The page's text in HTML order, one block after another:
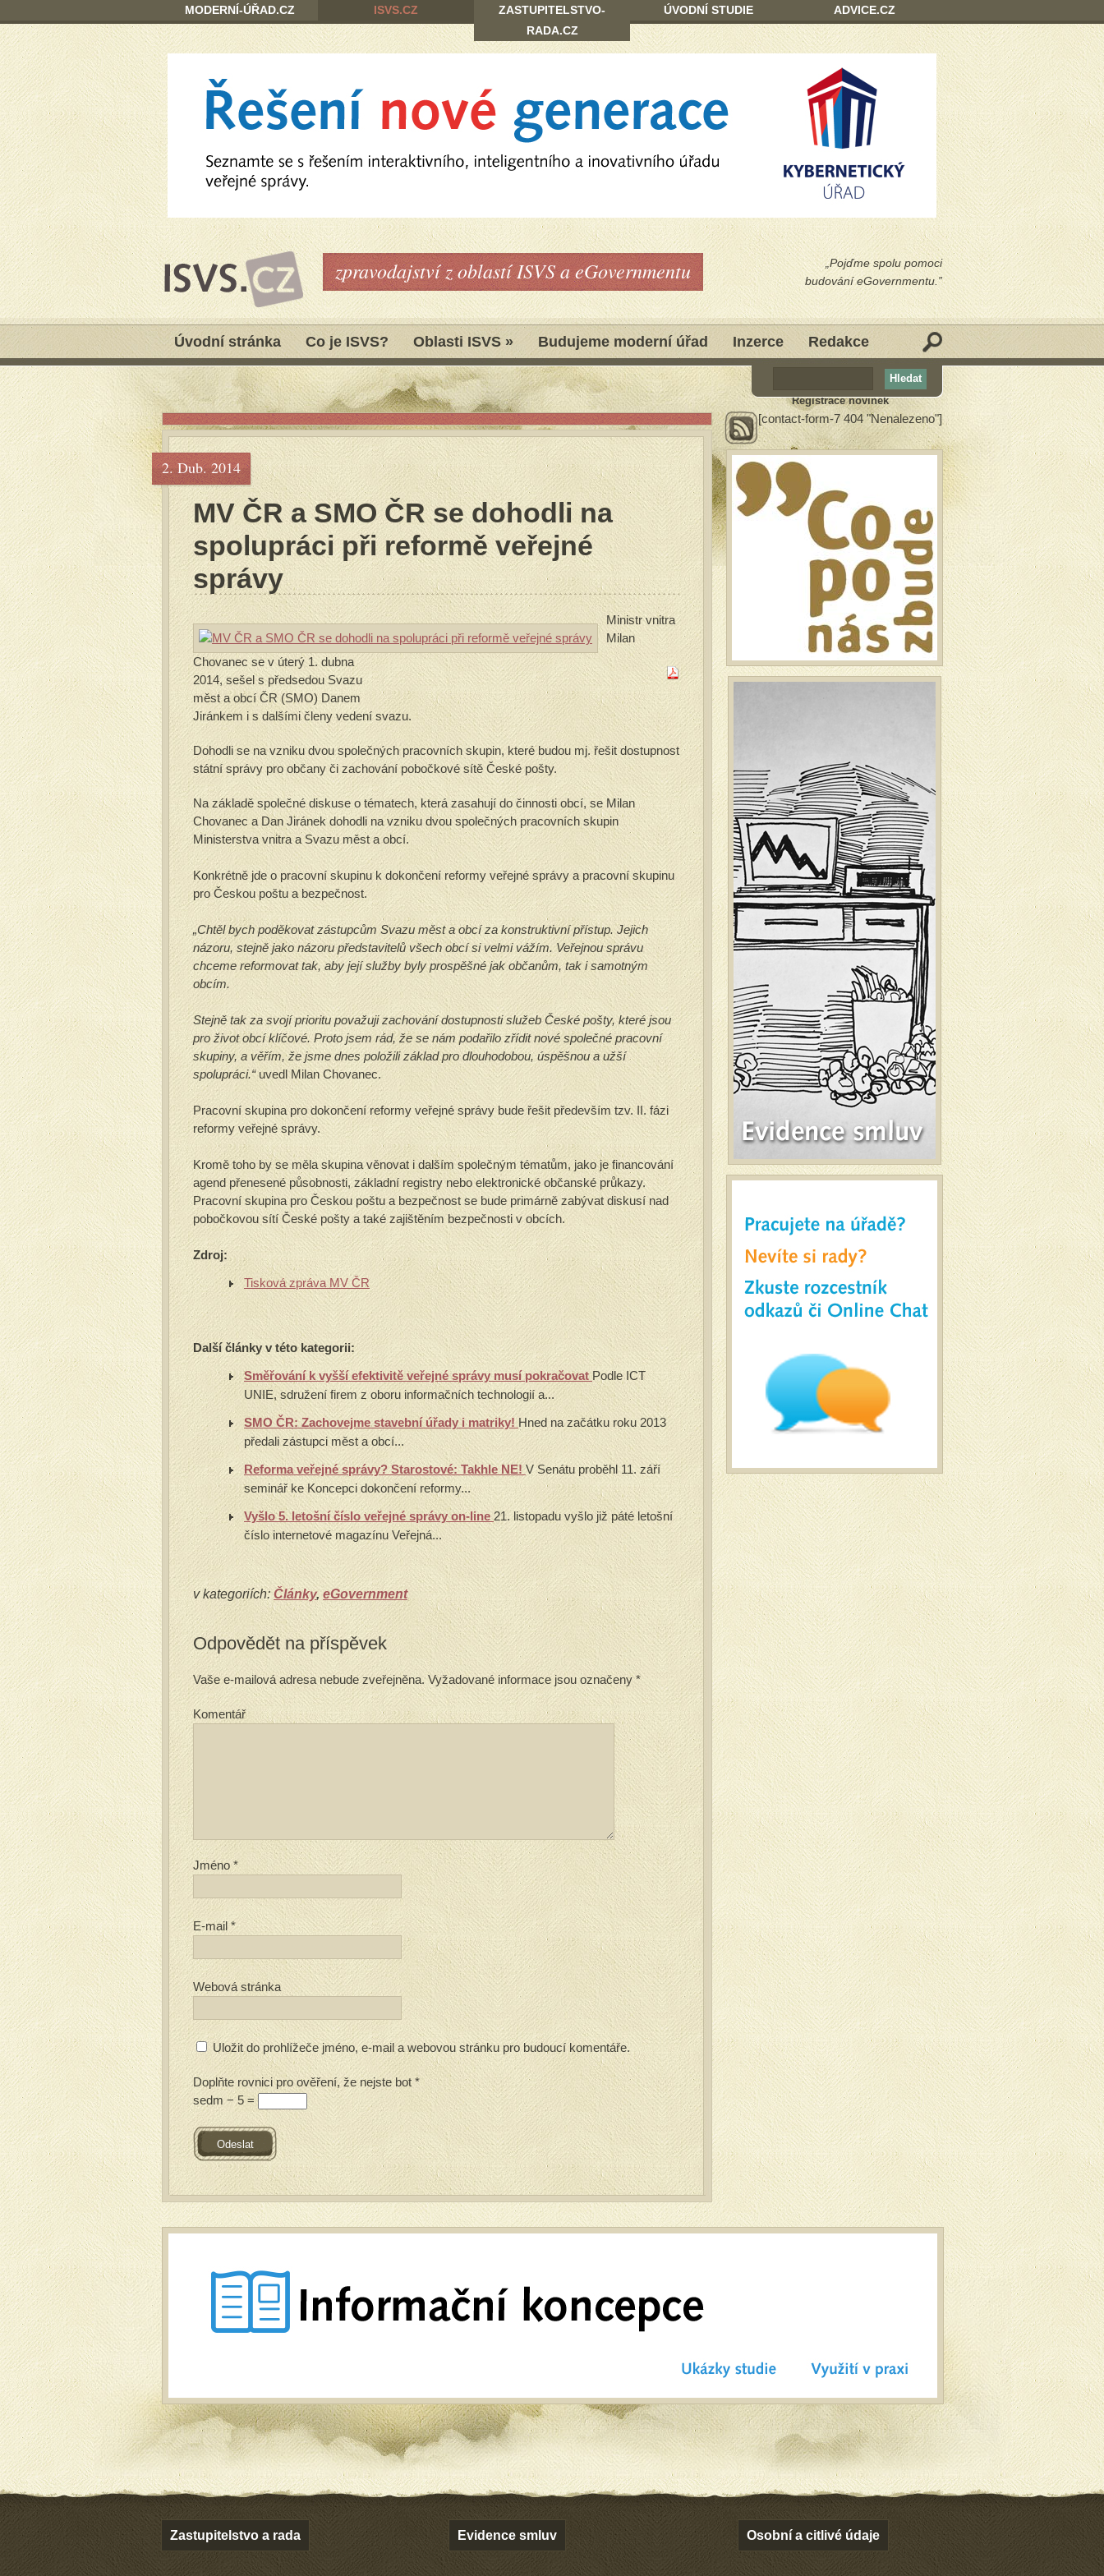
„Pojďme spolu pomoci
budování eGovernmentu.”
zpravodajství z oblastí ISVS a eGovernmentu
Úvodní stránka Co je ISVS? Oblasti ISVS » Budujeme moderní úřad Inzerce Redakce
2. Dub. 2014
MV ČR a SMO ČR se dohodli na
spolupráci při reformě veřejné
správy
Ministr vnitra
Milan
Chovanec se v úterý 1. dubna
2014, sešel s předsedou Svazu
měst a obcí ČR (SMO) Danem
Jiránkem i s dalšími členy vedení svazu.
Dohodli se na vzniku dvou společných pracovních skupin, které budou mj. řešit dostupnost
státní správy pro občany či zachování pobočkové sítě České pošty.
Na základě společné diskuse o tématech, která zasahují do činnosti obcí, se Milan
Chovanec a Dan Jiránek dohodli na vzniku dvou společných pracovních skupin
Ministerstva vnitra a Svazu měst a obcí.
Konkrétně jde o pracovní skupinu k dokončení reformy veřejné správy a pracovní skupinu
pro Českou poštu a bezpečnost.
„Chtěl bych poděkovat zástupcům Svazu měst a obcí za konstruktivní přístup. Jejich
názoru, stejně jako názoru představitelů všech obcí si velmi vážím. Veřejnou správu
chceme reformovat tak, aby její služby byly prospěšné jak občanům, tak i samotným
obcím.
Stejně tak za svojí prioritu považuji zachování dostupnosti služeb České pošty, které jsou
pro život obcí klíčové. Proto jsem rád, že se nám podařilo zřídit nové společné pracovní
skupiny, a věřím, že jsme dnes položili základ pro dlouhodobou, úspěšnou a užší
spolupráci.“uvedl Milan Chovanec.
Pracovní skupina pro dokončení reformy veřejné správy bude řešit především tzv. II. fázi
reformy veřejné správy.
Kromě toho by se měla skupina věnovat i dalším společným tématům, jako je financování
agend přenesené působnosti, základní registry nebo elektronické občanské průkazy.
Pracovní skupina pro Českou poštu a bezpečnost se bude primárně zabývat diskusí nad
pobočkovou sítí České pošty a také zajištěním bezpečnosti v obcích.
Zdroj:
Tisková zpráva MV ČR
Další články v této kategorii:
Směřování k vyšší efektivitě veřejné správy musí pokračovatPodle ICT
UNIE, sdružení firem z oboru informačních technologií a...
SMO ČR: Zachovejme stavební úřady i matriky! Hned na začátku roku 2013
předali zástupci měst a obcí...
Reforma veřejné správy? Starostové: Takhle NE! V Senátu proběhl 11. září
seminář ke Koncepci dokončení reformy...
Vyšlo 5. letošní číslo veřejné správy on-line 21. listopadu vyšlo již páté letošní
číslo internetové magazínu Veřejná...
v kategoriích:Články, eGovernment
Odpovědět na příspěvek
Vaše e-mailová adresa nebude zveřejněna.Vyžadované informace jsou označeny*
Komentář
Jméno*
E-mail *
Webová stránka
Uložit do prohlížeče jméno, e-mail a webovou stránku pro budoucí komentáře.
Doplňte rovnici pro ověření, že nejste bot *
sedm − 5 =
Registrace novinek
[contact-form-7 404 "Nenalezeno"]
Zastupitelstvo a rada Evidence smluv Osobní a citlivé údaje
MODERNÍ-ÚŘAD.CZ ISVS.CZ
ZASTUPITELSTVO-
RADA.CZ
ÚVODNÍ STUDIE ADVICE.CZ